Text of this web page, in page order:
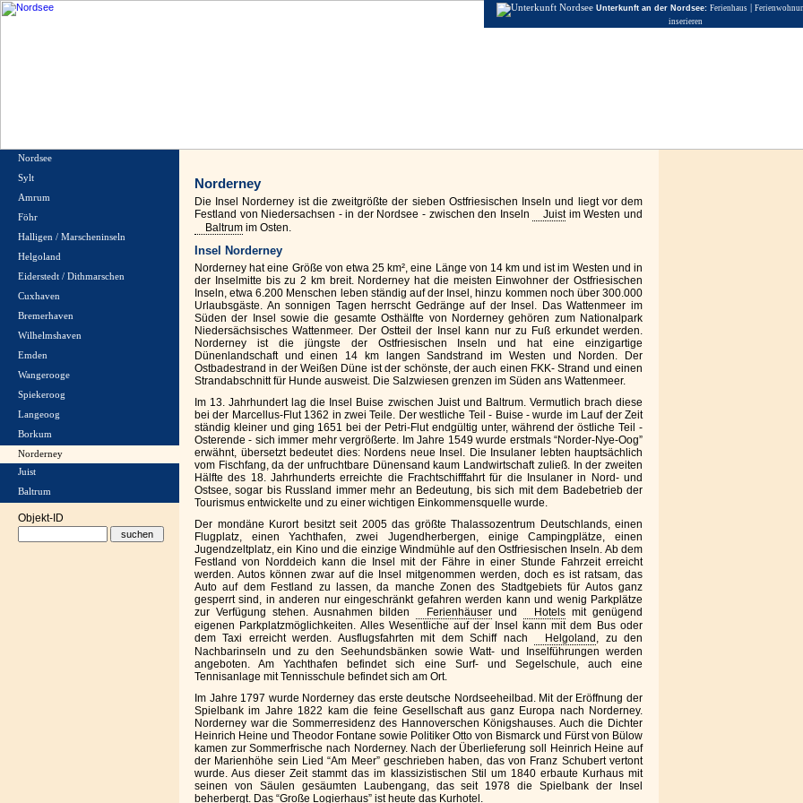
Norderney
Die Insel Norderney ist die zweitgrößte der sieben Ostfriesischen Inseln und liegt vor dem
Festland von Niedersachsen - in der Nordsee - zwischen den Inseln
Juistim Westen und
Baltrum im Osten.
Insel Norderney
Norderney hat eine Größe von etwa 25 km², eine Länge von 14 km und ist im Westen und in
der Inselmitte bis zu 2 km breit. Norderney hat die meisten Einwohner der Ostfriesischen
Inseln, etwa 6.200 Menschen leben ständig auf der Insel, hinzu kommen noch über 300.000
Urlaubsgäste. An sonnigen Tagen herrscht Gedränge auf der Insel. Das Wattenmeer im
Süden der Insel sowie die gesamte Osthälfte von Norderney gehören zum Nationalpark
Niedersächsisches Wattenmeer. Der Ostteil der Insel kann nur zu Fuß erkundet werden.
Norderney ist die jüngste der Ostfriesischen Inseln und hat eine einzigartige
Dünenlandschaft und einen 14 km langen Sandstrand im Westen und Norden. Der
Ostbadestrand in der Weißen Düne ist der schönste, der auch einen FKK- Strand und einen
Strandabschnitt für Hunde ausweist. Die Salzwiesen grenzen im Süden ans Wattenmeer.
Im 13. Jahrhundert lag die Insel Buise zwischen Juist und Baltrum. Vermutlich brach diese
bei der Marcellus-Flut 1362 in zwei Teile. Der westliche Teil - Buise - wurde im Lauf der Zeit
ständig kleiner und ging 1651 bei der Petri-Flut endgültig unter, während der östliche Teil -
Osterende - sich immer mehr vergrößerte. Im Jahre 1549 wurde erstmals “Norder-Nye-Oog”
erwähnt, übersetzt bedeutet dies: Nordens neue Insel. Die Insulaner lebten hauptsächlich
vom Fischfang, da der unfruchtbare Dünensand kaum Landwirtschaft zuließ. In der zweiten
Hälfte des 18. Jahrhunderts erreichte die Frachtschifffahrt für die Insulaner in Nord- und
Ostsee, sogar bis Russland immer mehr an Bedeutung, bis sich mit dem Badebetrieb der
Tourismus entwickelte und zu einer wichtigen Einkommensquelle wurde.
Der mondäne Kurort besitzt seit 2005 das größte Thalassozentrum Deutschlands, einen
Flugplatz, einen Yachthafen, zwei Jugendherbergen, einige Campingplätze, einen
Jugendzeltplatz, ein Kino und die einzige Windmühle auf den Ostfriesischen Inseln. Ab dem
Festland von Norddeich kann die Insel mit der Fähre in einer Stunde Fahrzeit erreicht
werden. Autos können zwar auf die Insel mitgenommen werden, doch es ist ratsam, das
Auto auf dem Festland zu lassen, da manche Zonen des Stadtgebiets für Autos ganz
gesperrt sind, in anderen nur eingeschränkt gefahren werden kann und wenig Parkplätze
zur Verfügung stehen. Ausnahmen bilden
Ferienhäuser und Hotels mit genügend
eigenen Parkplatzmöglichkeiten. Alles Wesentliche auf der Insel kann mit dem Bus oder
dem Taxi erreicht werden. Ausflugsfahrten mit dem Schiff nach
Helgoland , zu den
Nachbarinseln und zu den Seehundsbänken sowie Watt- und Inselführungen werden
angeboten. Am Yachthafen befindet sich eine Surf- und Segelschule, auch eine
Tennisanlage mit Tennisschule befindet sich am Ort.
Im Jahre 1797 wurde Norderney das erste deutsche Nordseeheilbad. Mit der Eröffnung der
Spielbank im Jahre 1822 kam die feine Gesellschaft aus ganz Europa nach Norderney.
Norderney war die Sommerresidenz des Hannoverschen Königshauses. Auch die Dichter
Heinrich Heine und Theodor Fontane sowie Politiker Otto von Bismarck und Fürst von Bülow
kamen zur Sommerfrische nach Norderney. Nach der Überlieferung soll Heinrich Heine auf
der Marienhöhe sein Lied “Am Meer” geschrieben haben, das von Franz Schubert vertont
wurde. Aus dieser Zeit stammt das im klassizistischen Stil um 1840 erbaute Kurhaus mit
seinen von Säulen gesäumten Laubengang, das seit 1978 die Spielbank der Insel
beherbergt. Das “Große Logierhaus” ist heute das Kurhotel.
Unterkunft an der Nordsee: Ferienhaus|
inserieren
Nordsee
Sylt
Amrum
Föhr
Halligen / Marscheninseln
Helgoland
Eiderstedt / Dithmarschen
Cuxhaven
Bremerhaven
Wilhelmshaven
Emden
Wangerooge
Spiekeroog
Langeoog
Borkum
Norderney
Juist
Baltrum
Objekt-ID